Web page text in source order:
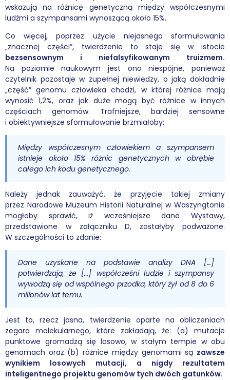
wskazują na różnicę genetyczną między współczesnymi
ludźmi a szympansami wynoszącą około 15%.
Co więcej, poprzez użycie niejasnego sformułowania
„znacznej części”, twierdzenie to staje się w istocie
bezsensownym i niefalsyfikowanym truizmem.
Na poziomie naukowym jest ono niespójne, ponieważ
czytelnik pozostaje w zupełnej niewiedzy, o jaką dokładnie
„część” genomu człowieka chodzi, w której różnice mają
wynosić 1,2%, oraz jak duże mogą być różnice w innych
częściach genomów. Trafniejsze, bardziej sensowne
i obiektywniejsze sformułowanie brzmiałoby:
Między współczesnym człowiekiem a szympansem
istnieje około 15% różnic genetycznych w obrębie
całego ich kodu genetycznego.
Należy jednak zauważyć, że przyjęcie takiej zmiany
przez Narodowe Muzeum Historii Naturalnej w Waszyngtonie
mogłoby sprawić, iż wcześniejsze dane Wystawy,
przedstawione w załączniku D, zostałyby podważone.
W szczególności to zdanie:
Dane uzyskane na podstawie analizy DNA […]
potwierdzają, że […] współcześni ludzie i szympansy
wywodzą się od wspólnego przodka, który żył od 8 do 6
milionów lat temu.
Jest to, rzecz jasna, twierdzenie oparte na obliczeniach
zegara molekularnego, które zakładają, że: (a) mutacje
punktowe gromadzą się losowo, w stałym tempie w obu
genomach oraz (b) różnice między genomami są zawsze
wynikiem losowych mutacji, a nigdy rezultatem
inteligentnego projektu genomów tych dwóch gatunków.